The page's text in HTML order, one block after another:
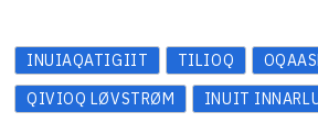
INUIAQATIGIIT TILIOQ
QIVIOQ LØVSTRØM
INUIT